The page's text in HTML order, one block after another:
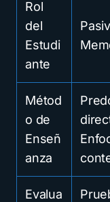
Rol
del
Estudi
ante
Métod
o de
Enseñ
anza
Evalua